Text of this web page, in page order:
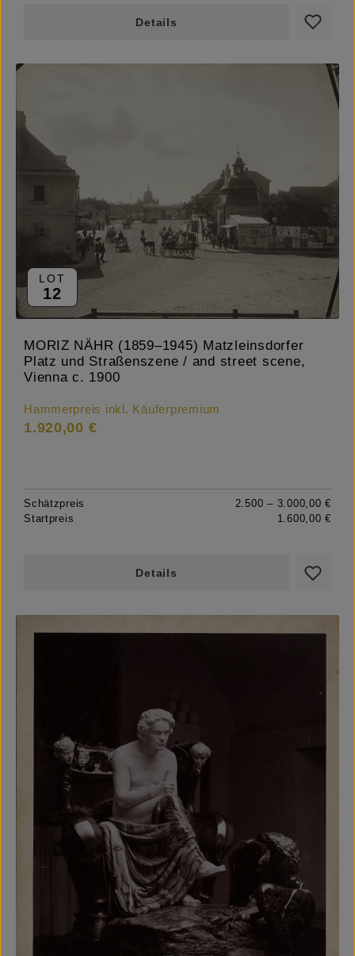
Details
LOT
12
MORIZ NÄHR (1859–1945) Matzleinsdorfer
Platz und Straßenszene / and street scene,
Vienna c. 1900
Hammerpreis inkl. Käuferpremium
1.920,00 €
Schätzpreis
2.500 – 3.000,00 €
Startpreis
1.600,00 €
Details